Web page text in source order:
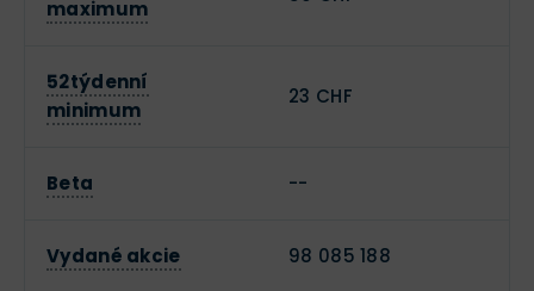
maximum
52týdenní
minimum
23 CHF
Beta --
Vydané akcie 98 085 188